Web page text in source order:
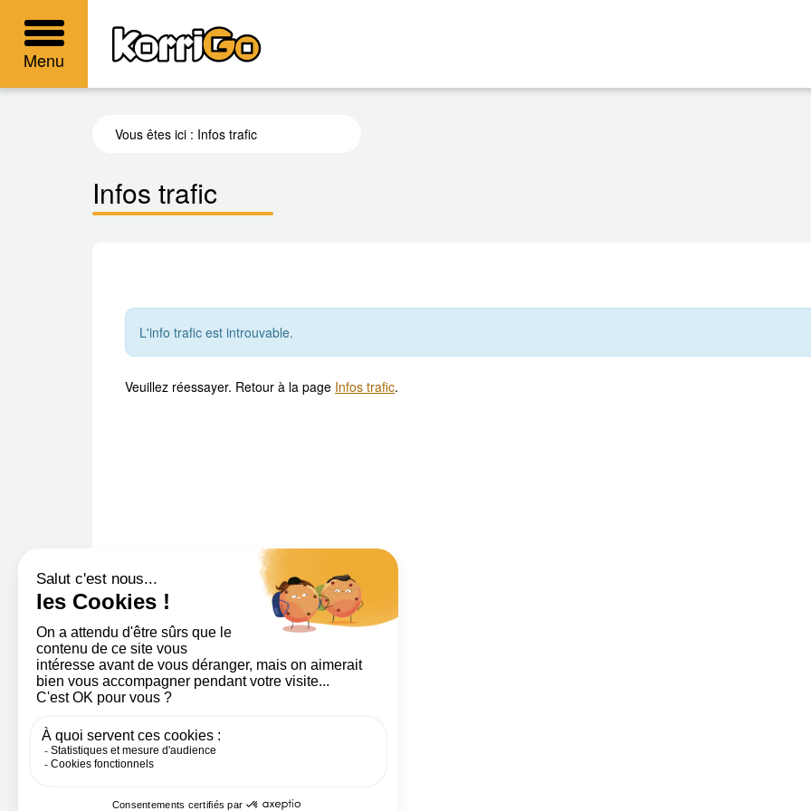
Menu
Vous êtes ici : Infos trafic
Infos trafic
L'info trafic est introuvable.
Veuillez réessayer. Retour à la page Infos trafic.